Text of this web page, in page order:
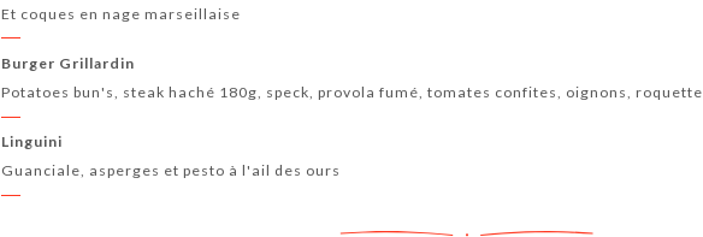
Et coques en nage marseillaise
Burger Grillardin
Potatoes bun's, steak haché 180g, speck, provola fumé, tomates confites, oignons, roquette
Linguini
Guanciale, asperges et pesto à l'ail des ours